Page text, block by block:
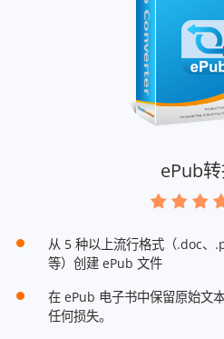
ePub
从 5 种以上流行格式（.doc
等）创建 ePub 文件
在 ePub 电子书中保留原始文
任何损失。